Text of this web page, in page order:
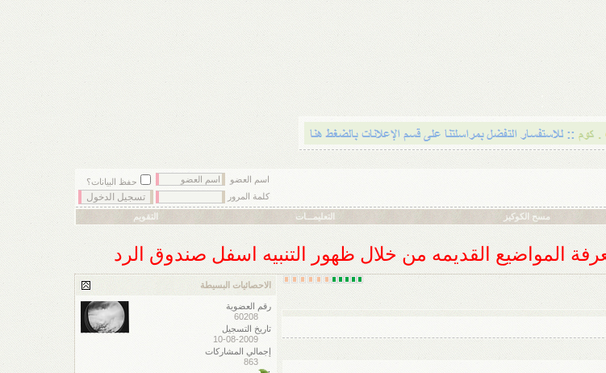
اسم العضو
حفظ البيانات؟
كلمة المرور
مسح الكوكيز التعليمـــات التقويم
المواضيع القديمه من خلال ظهور التنبيه اسفل صندوق الرد
الاحصائيات البسيطة
رقم العضوية
60208
تاريخ التسجيل
10-08-2009
إجمالي المشاركات
863